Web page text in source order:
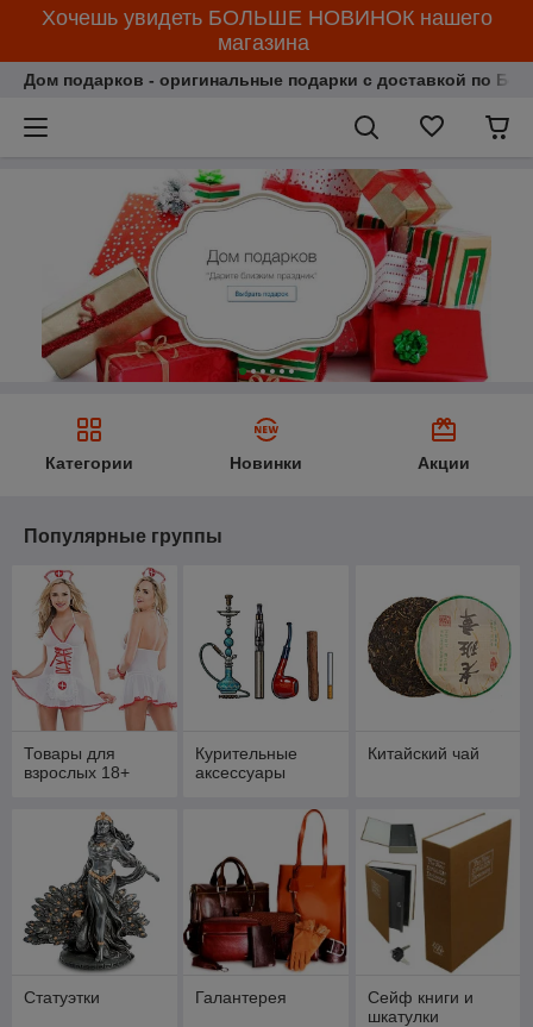
Хочешь увидеть БОЛЬШЕ НОВИНОК нашего
магазина
Дом подарков - оригинальные подарки с доставкой по
Категории Новинки Акции
Популярные группы
Товары для
взрослых 18+
Курительные
аксессуары
Китайский чай
Статуэтки Галантерея
Сейф книги и
шкатулки